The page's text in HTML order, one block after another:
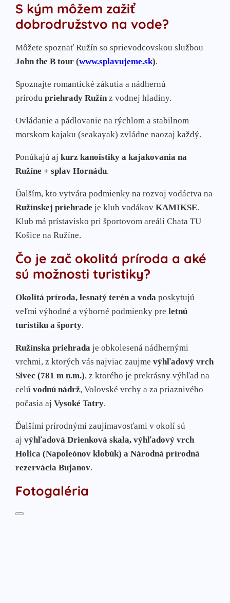
S kým môžem zažiť
dobrodružstvo na vode?
Môžete spoznať Ružín so sprievodcovskou službou
John the B tour (www.splavujeme.sk).
Spoznajte romantické zákutia a nádhernú
prírodu priehrady Ružínz vodnej hladiny.
Ovládanie a pádlovanie na rýchlom a stabilnom
morskom kajaku (seakayak) zvládne naozaj každý.
Ponúkajú aj kurz kanoistiky a kajakovania na
Ružíne + splav Hornádu.
Ďalším, kto vytvára podmienky na rozvoj vodáctva na
Ružínskej priehrade je klub vodákov KAMIKSE.
Klub má prístavisko pri športovom areáli Chata TU
Košice na Ružíne.
Čo je zač okolitá príroda a aké
sú možnosti turistiky?
Okolitá príroda, lesnatý terén a voda poskytujú
veľmi výhodné a výborné podmienky pre letnú
turistiku a športy.
Ružínska priehrada je obkolesená nádhernými
vrchmi, z ktorých vás najviac zaujme výhľadový vrch
Sivec (781 m n.m.), z ktorého je prekrásny výhľad na
celú vodnú nádrž, Volovské vrchy a za priaznivého
počasia aj Vysoké Tatry.
Ďalšími prírodnými zaujímavosťami v okolí sú
aj výhľadová Drienková skala, výhľadový vrch
Holica (Napoleónov klobúk) a Národná prírodná
rezervácia Bujanov.
Fotogaléria